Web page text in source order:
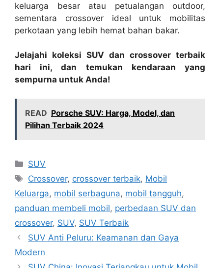
keluarga besar atau petualangan outdoor,
sementara crossover ideal untuk mobilitas
perkotaan yang lebih hemat bahan bakar.
Jelajahi koleksi SUV dan crossover terbaik
hari ini, dan temukan kendaraan yang
sempurna untuk Anda!
READ Porsche SUV: Harga, Model, dan
Pilihan Terbaik 2024
Kategori
SUV
Tag
Crossover, crossover terbaik, Mobil
Keluarga, mobil serbaguna, mobil tangguh,
panduan membeli mobil, perbedaan SUV dan
crossover, SUV, SUV Terbaik
SUV Anti Peluru: Keamanan dan Gaya
Modern